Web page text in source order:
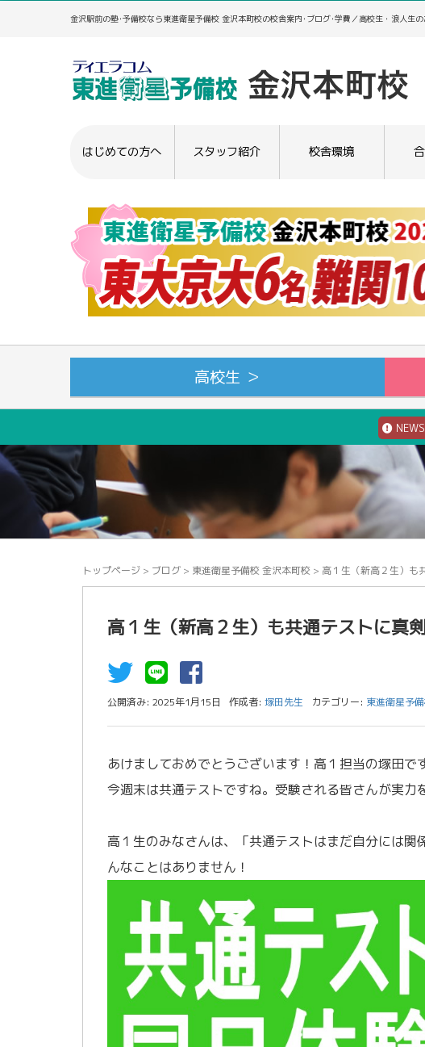
金沢駅前の塾･予備校なら東進衛星予備校 金沢本町校の校舎案内･ブログ･学費／高校生・浪人生
はじめての方へ スタッフ紹介 校舎環境
高校生 ＞
NEWS
トップページ > ブログ > 東進衛星予備校 金沢本町校 > 高１生（新高２生）も
高１生（新高２生）も共通テストに真
公開済み: 2025年1月15日 作成者: 塚田先生 カテゴリー: 東進衛星予
あけましておめでとうございます！高１担当の塚田で
今週末は共通テストですね。受験される皆さんが実力
高１生のみなさんは、「共通テストはまだ自分には
んなことはありません！